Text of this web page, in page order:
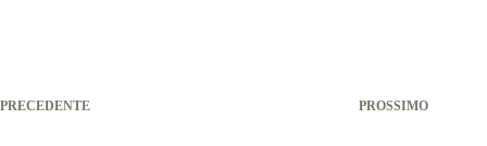
PRECEDENTE PROSSIMO